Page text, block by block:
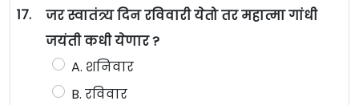
17.
जर स्वातंत्र्य दिन रविवारी येतो तर महात्मा गांधी
जयंती कधी येणार ?
A. शनिवार
B. रविवार